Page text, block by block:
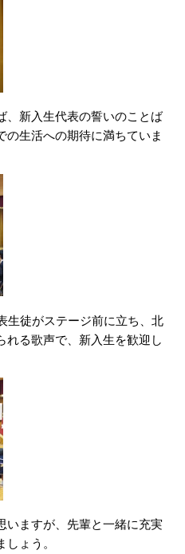
、新入生代表の誓いのことば
の生活への期待に満ちていま
生徒がステージ前に立ち、北
れる歌声で、新入生を歓迎し
いますが、先輩と一緒に充実
ょう。